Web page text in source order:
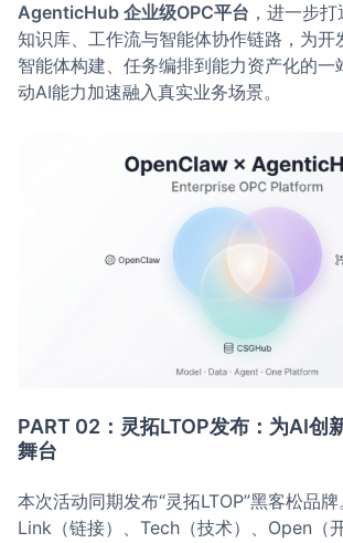
AgenticHub 企业级OPC平台 ，进一步打
知识库、工作流与智能体协作链路，为开
智能体构建、任务编排到能力资产化的一
动AI能力加速融入真实业务场景。
PART 02：灵拓LTOP发布：为AI创
舞台
本次活动同期发布“灵拓LTOP”黑客松品
Link（链接）、Tech（技术）、Open（开